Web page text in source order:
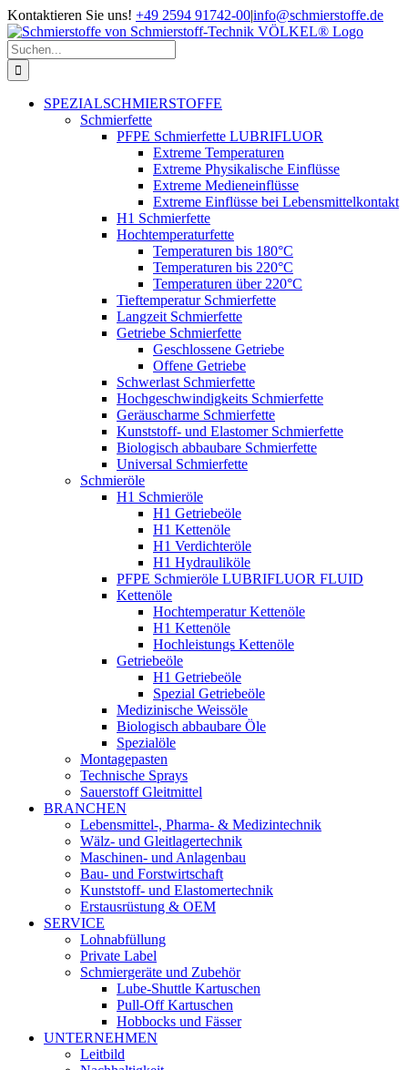
Zum
Inhalt
springen
Kontaktieren Sie uns! +49 2594 91742-00|info@schmierstoffe.de
Suche
nach:
SPEZIALSCHMIERSTOFFE
Schmierfette
PFPE Schmierfette LUBRIFLUOR
Extreme Temperaturen
Extreme Physikalische Einflüsse
Extreme Medieneinflüsse
Extreme Einflüsse bei Lebensmittelkontakt
H1 Schmierfette
Hochtemperaturfette
Temperaturen bis 180°C
Temperaturen bis 220°C
Temperaturen über 220°C
Tieftemperatur Schmierfette
Langzeit Schmierfette
Getriebe Schmierfette
Geschlossene Getriebe
Offene Getriebe
Schwerlast Schmierfette
Hochgeschwindigkeits Schmierfette
Geräuscharme Schmierfette
Kunststoff- und Elastomer Schmierfette
Biologisch abbaubare Schmierfette
Universal Schmierfette
Schmieröle
H1 Schmieröle
H1 Getriebeöle
H1 Kettenöle
H1 Verdichteröle
H1 Hydrauliköle
PFPE Schmieröle LUBRIFLUOR FLUID
Kettenöle
Hochtemperatur Kettenöle
H1 Kettenöle
Hochleistungs Kettenöle
Getriebeöle
H1 Getriebeöle
Spezial Getriebeöle
Medizinische Weissöle
Biologisch abbaubare Öle
Spezialöle
Montagepasten
Technische Sprays
Sauerstoff Gleitmittel
BRANCHEN
Lebensmittel-, Pharma- & Medizintechnik
Wälz- und Gleitlagertechnik
Maschinen- und Anlagenbau
Bau- und Forstwirtschaft
Kunststoff- und Elastomertechnik
Erstausrüstung & OEM
SERVICE
Lohnabfüllung
Private Label
Schmiergeräte und Zubehör
Lube-Shuttle Kartuschen
Pull-Off Kartuschen
Hobbocks und Fässer
UNTERNEHMEN
Leitbild